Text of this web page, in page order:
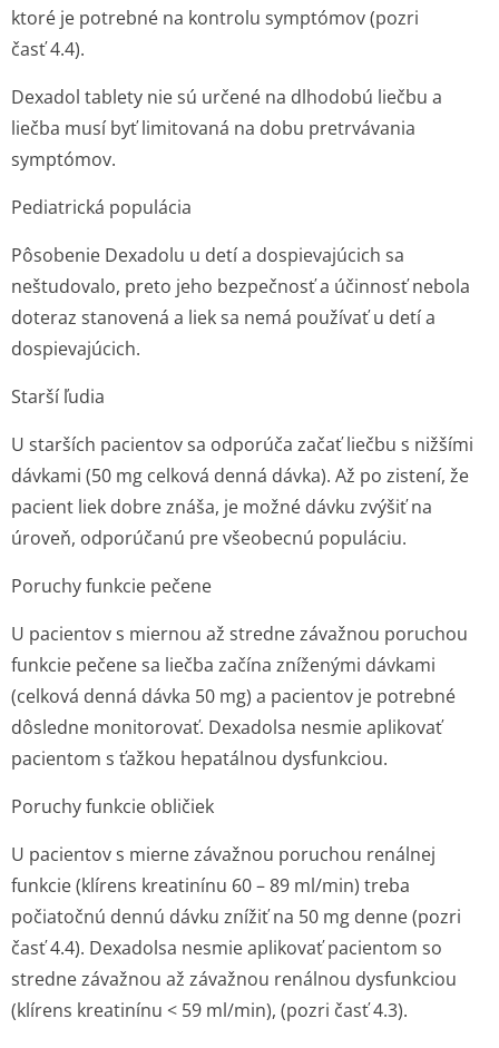
ktoré je potrebné na kontrolu symptómov (pozri
časť 4.4).
Dexadol tablety nie sú určené na dlhodobú liečbu a
liečba musí byť limitovaná na dobu pretrvávania
symptómov.
Pediatrická populácia
Pôsobenie Dexadolu u detí a dospievajúcich sa
neštudovalo, preto jeho bezpečnosť a účinnosť nebola
doteraz stanovená a liek sa nemá používať u detí a
dospievajúcich.
Starší ľudia
U starších pacientov sa odporúča začať liečbu s nižšími
dávkami (50 mg celková denná dávka). Až po zistení, že
pacient liek dobre znáša, je možné dávku zvýšiť na
úroveň, odporúčanú pre všeobecnú populáciu.
Poruchy funkcie pečene
U pacientov s miernou až stredne závažnou poruchou
funkcie pečene sa liečba začína zníženými dávkami
(celková denná dávka 50 mg) a pacientov je potrebné
dôsledne monitorovať. Dexadolsa nesmie aplikovať
pacientom s ťažkou hepatálnou dysfunkciou.
Poruchy funkcie obličiek
U pacientov s mierne závažnou poruchou renálnej
funkcie (klírens kreatinínu 60 – 89 ml/min) treba
počiatočnú dennú dávku znížiť na 50 mg denne (pozri
časť 4.4). Dexadolsa nesmie aplikovať pacientom so
stredne závažnou až závažnou renálnou dysfunkciou
(klírens kreatinínu < 59 ml/min), (pozri časť 4.3).